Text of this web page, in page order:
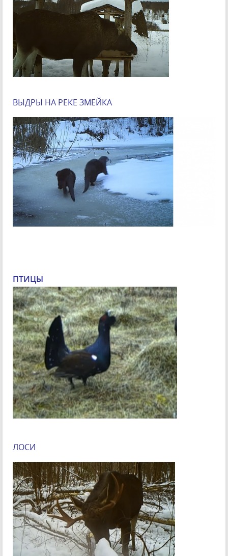
ВЫДРЫ НА РЕКЕ ЗМЕЙКА
ПТИЦЫ
ЛОСИ